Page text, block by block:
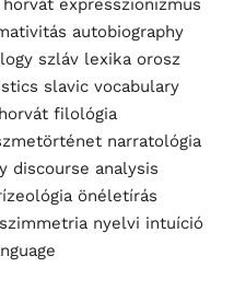
expresszionizmus
autobiography
szláv lexika orosz
slavic vocabulary
filológia
narratológia
discourse analysis
önéletírás
nyelvi intuíció